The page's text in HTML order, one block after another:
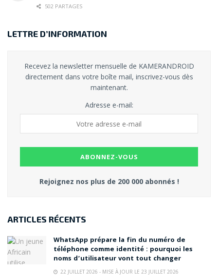
502 PARTAGES
LETTRE D’INFORMATION
Recevez la newsletter mensuelle de KAMERANDROID
directement dans votre boîte mail, inscrivez-vous dès
maintenant.
Adresse e-mail:
Rejoignez nos plus de 200 000 abonnés !
ARTICLES RÉCENTS
WhatsApp prépare la fin du numéro de
téléphone comme identité : pourquoi les
noms d’utilisateur vont tout changer
22 JUILLET 2026 - MISE À JOUR LE 23 JUILLET 2026